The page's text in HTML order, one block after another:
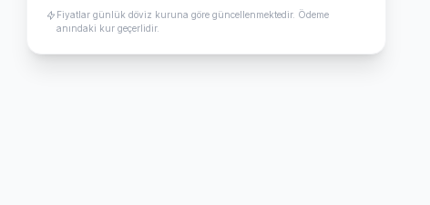
Fiyatlar günlük döviz kuruna göre güncellenmektedir. Ödeme
anındaki kur geçerlidir.